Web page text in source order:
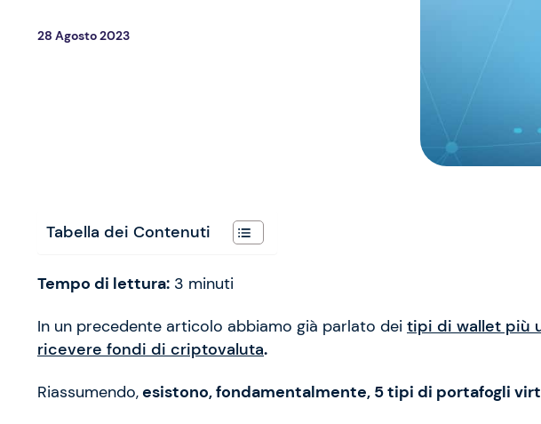
28 Agosto 2023
Tabella dei Contenuti
Tempo di lettura: 3 minuti
In un precedente articolo abbiamo già parlato dei tipi di wallet più
ricevere fondi di criptovaluta.
Riassumendo,esistono, fondamentalmente, 5 tipi di portafogli